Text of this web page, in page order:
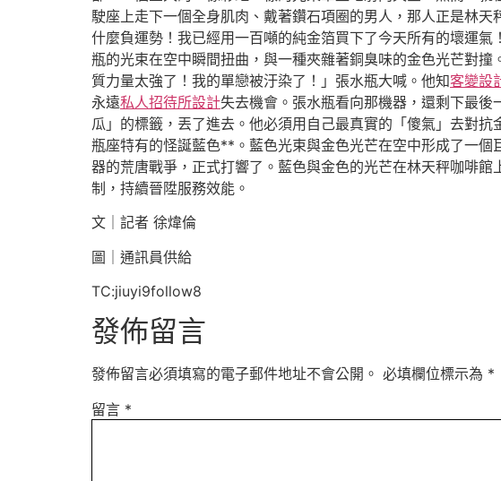
駛座上走下一個全身肌肉、戴著鑽石項圈的男人，那人正是林
什麼負運勢！我已經用一百噸的純金箔買下了今天所有的壞運
瓶的光束在空中瞬間扭曲，與一種夾雜著銅臭味的金色光芒對
質力量太強了！我的單戀被汙染了！」張水瓶大喊。他知客變設
永遠私人招待所設計失去機會。張水瓶看向那機器，還剩下最
瓜」的標籤，丟了進去。他必須用自己最真實的「傻氣」去對
瓶座特有的怪誕藍色**。藍色光束與金色光芒在空中形成了一
器的荒唐戰爭，正式打響了。藍色與金色的光芒在林天秤咖啡
制，持續晉陞服務效能。
文｜記者 徐煒倫
圖｜通訊員供給
TC:jiuyi9follow8
發佈留言
發佈留言必須填寫的電子郵件地址不會公開。 必填欄位標示為 *
留言 *